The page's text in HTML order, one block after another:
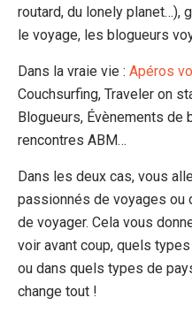
routard, du lonely planet…),
le voyage, les blogueurs
Dans la vraie vie : Apéros
Couchsurfing, Traveler on
Blogueurs, Évènements de
rencontres ABM…
Dans les deux cas, vous
passionnés de voyages ou
de voyager. Cela vous
voir avant coup, quels
ou dans quels types de
change tout !